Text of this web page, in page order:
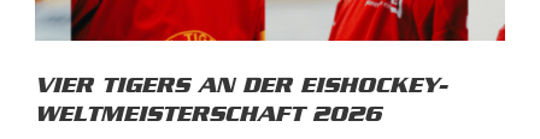
VIER TIGERS AN DER EISHOCKEY-
WELTMEISTERSCHAFT 2026